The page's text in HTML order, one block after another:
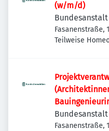
(w/m/d)
Fasanenstraße,
Charlottenburg-
Teilweise
(w/m/d)
Fasanenstraße,